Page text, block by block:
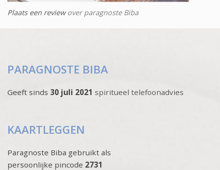
Plaats een reviewover paragnoste Biba
PARAGNOSTE BIBA
Geeft sinds 30 juli 2021 spiritueel telefoonadvies
KAARTLEGGEN
Paragnoste Biba gebruikt als
persoonlijke pincode 2731